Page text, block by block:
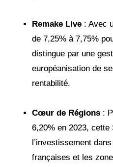
Remake Live : Avec
de 7,25% à 7,75%
distingue par une
européanisation de
rentabilité​​.
Cœur de Régions :
6,20% en 2023,
l’investissement
françaises et les